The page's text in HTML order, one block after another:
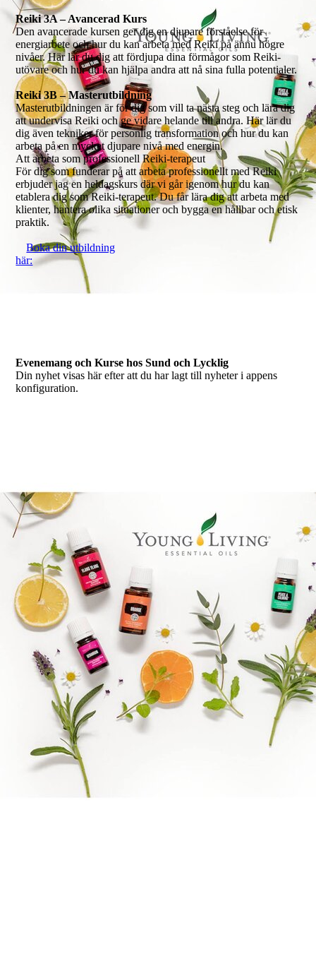
Reiki 3A – Avancerad Kurs
Den avancerade kursen ger dig en djupare förståelse för
energiarbete och hur du kan arbeta med Reiki på ännu högre
nivåer. Här lär du dig att fördjupa dina förmågor som Reiki-
utövare och hur du kan hjälpa andra att nå sina fulla potentialer.
Reiki 3B – Masterutbildning
Masterutbildningen är för dig som vill ta nästa steg och lära dig
att undervisa Reiki och ge vidare helande till andra. Här lär du
dig även tekniker för personlig transformation och hur du kan
arbeta på en mycket djupare nivå med energin.
Att arbeta som professionell Reiki-terapeut
För dig som funderar på att arbeta professionellt med Reiki
erbjuder jag en heldagskurs där vi går igenom hur du kan
etablera dig som Reiki-terapeut. Du får lära dig att arbeta med
klienter, hantera olika situationer och bygga en hållbar och etisk
praktik.
Boka din utbildning
här:
Evenemang och Kurse hos Sund och Lycklig
Din nyhet visas här efter att du har lagt till nyheter i appens
konfiguration.